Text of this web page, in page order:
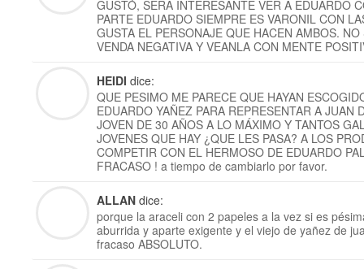
GUSTÓ, SERA INTERESANTE VER A EDUARDO
PARTE EDUARDO SIEMPRE ES VARONIL CON
GUSTA EL PERSONAJE QUE HACEN AMBOS.
VENDA NEGATIVA Y VEANLA CON MENTE
HEIDI dice:
QUE PESIMO ME PARECE QUE HAYAN
EDUARDO YAÑEZ PARA REPRESENTAR A JUAN
JOVEN DE 30 AÑOS A LO MÁXIMO Y TANTOS
JOVENES QUE HAY ¿QUE LES PASA? A LOS
COMPETIR CON EL HERMOSO DE EDUARDO
FRACASO ! a tiempo de cambiarlo por favor.
ALLAN dice:
porque la araceli con 2 papeles a la vez si es
aburrida y aparte exigente y el viejo de yañez de
fracaso ABSOLUTO.